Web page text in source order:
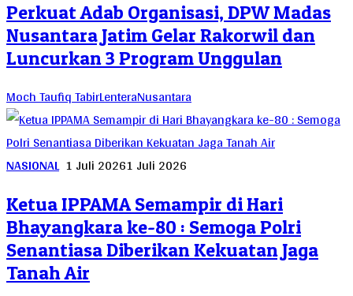
Perkuat Adab Organisasi, DPW Madas
Nusantara Jatim Gelar Rakorwil dan
Luncurkan 3 Program Unggulan
Moch Taufiq TabirLenteraNusantara
NASIONAL 1 Juli 20261 Juli 2026
Ketua IPPAMA Semampir di Hari
Bhayangkara ke-80 : Semoga Polri
Senantiasa Diberikan Kekuatan Jaga
Tanah Air